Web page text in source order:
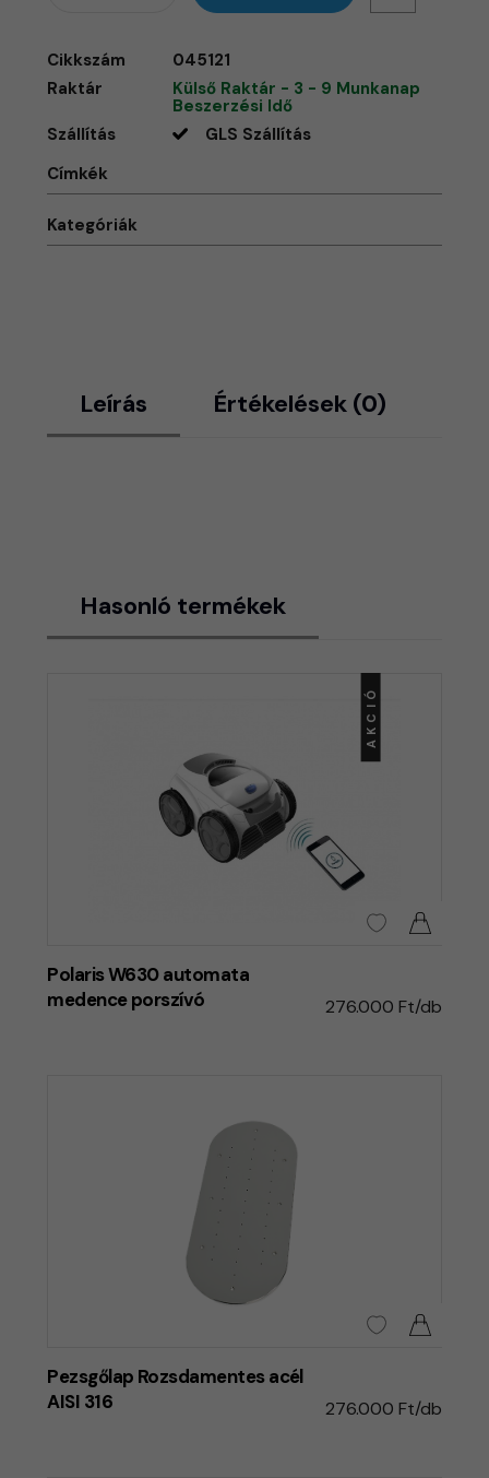
Cikkszám
045121
Raktár
Külső Raktár - 3 - 9 Munkanap
Beszerzési Idő
Szállítás
GLS Szállítás
Címkék
Kategóriák
Leírás Értékelések (0)
Hasonló termékek
AKCIÓ
Polaris W630 automata
medence porszívó
276.000 Ft/db
Pezsgőlap Rozsdamentes acél
AISI 316
276.000 Ft/db